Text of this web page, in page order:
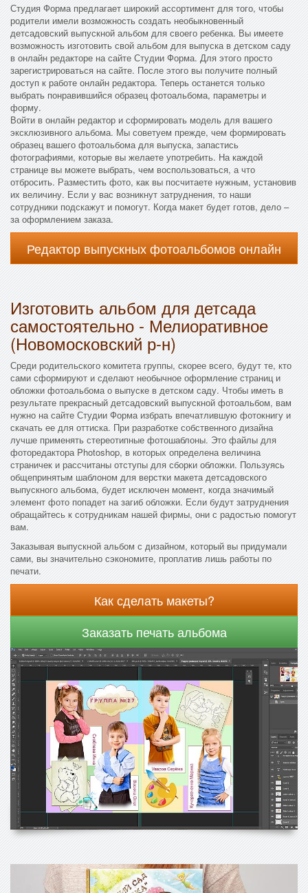
Студия Форма предлагает широкий ассортимент для того, чтобы
родители имели возможность создать необыкновенный
детсадовский выпускной альбом для своего ребенка. Вы имеете
возможность изготовить свой альбом для выпуска в детском саду
в онлайн редакторе на сайте Студии Форма. Для этого просто
зарегистрироваться на сайте. После этого вы получите полный
доступ к работе онлайн редактора. Теперь останется только
выбрать понравившийся образец фотоальбома, параметры и
форму.
Войти в онлайн редактор и сформировать модель для вашего
эксклюзивного альбома. Мы советуем прежде, чем формировать
образец вашего фотоальбома для выпуска, запастись
фотографиями, которые вы желаете употребить. На каждой
странице вы можете выбрать, чем воспользоваться, а что
отбросить. Разместить фото, как вы посчитаете нужным, установив
их величину. Если у вас возникнут затруднения, то наши
сотрудники подскажут и помогут. Когда макет будет готов, дело –
за оформлением заказа.
Редактор выпускных фотоальбомов онлайн
Изготовить альбом для детсада
самостоятельно - Мелиоративное
(Новомосковский р-н)
Среди родительского комитета группы, скорее всего, будут те, кто
сами сформируют и сделают необычное оформление страниц и
обложки фотоальбома о выпуске в детском саду. Чтобы иметь в
результате прекрасный детсадовский выпускной фотоальбом, вам
нужно на сайте Студии Форма избрать впечатлившую фотокнигу и
скачать ее для оттиска. При разработке собственного дизайна
лучше применять стереотипные фотошаблоны. Это файлы для
фоторедактора Photoshop, в которых определена величина
страничек и рассчитаны отступы для сборки обложки. Пользуясь
общепринятым шаблоном для верстки макета детсадовского
выпускного альбома, будет исключен момент, когда значимый
элемент фото попадет на загиб обложки. Если будут затруднения
обращайтесь к сотрудникам нашей фирмы, они с радостью помогут
вам.
Заказывая выпускной альбом с дизайном, который вы придумали
сами, вы значительно сэкономите, проплатив лишь работы по
печати.
Как сделать макеты?
Заказать печать альбома